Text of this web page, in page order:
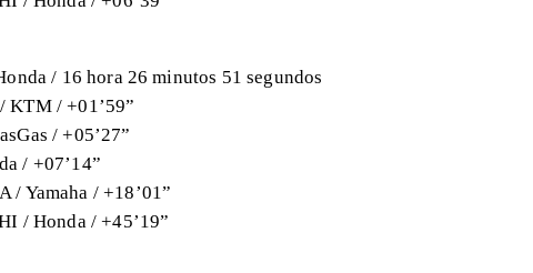
/ 16 hora 26 minutos 51 segundos
KTM / +01’59”
/ +05’27”
/ +07’14”
/ Yamaha / +18’01”
/ Honda / +45’19”